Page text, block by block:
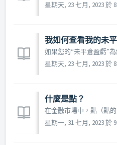
星期天, 23 七月, 2023 於
我如何查看我的未
星期天, 23 七月, 2023 於
什麼是點？
星期一, 31 七月, 2023 於